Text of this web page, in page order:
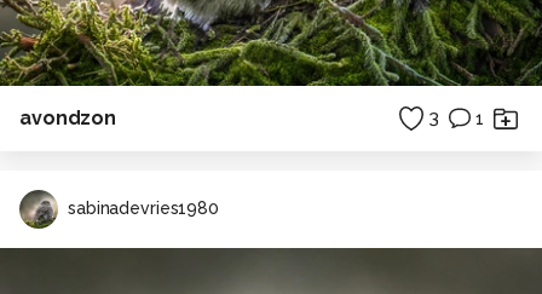
avondzon 3 1
sabinadevries1980